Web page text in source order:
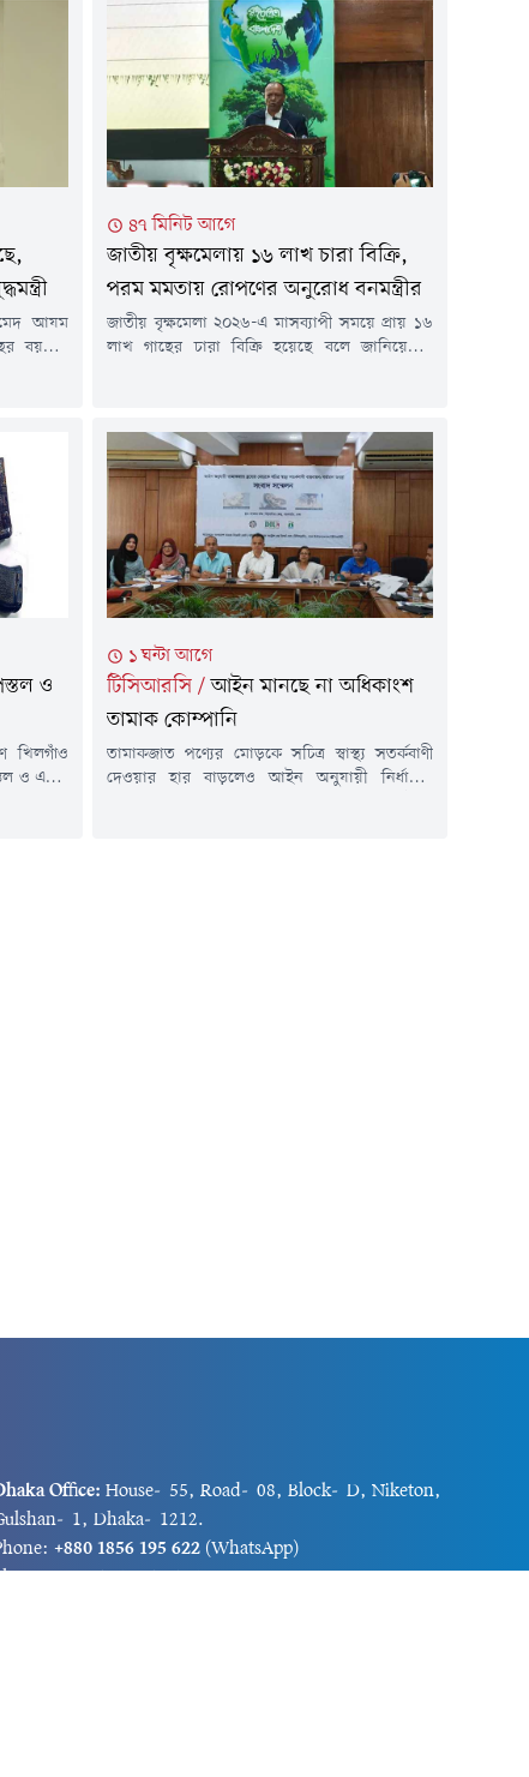
আযম
বয়সেই
বিক্রি
(৯
জুলাইয়ে
৪৭ মিনিট আগে
জাতীয় বৃক্ষমেলায় ১৬ লাখ চারা বিক্রি,
পরম মমতায় রোপণের অনুরোধ বনমন্ত্রীর
জাতীয় বৃক্ষমেলা ২০২৬-এ মাসব্যাপী সময়ে প্রায় ১৬
লাখ গাছের চারা বিক্রি হয়েছে বলে জানিয়েছেন
মমতায় রোপণ করতে হবে। রবিবার (৯ আগস্ট)
আগারগাঁওয়ে বন অধিদপ্তরের সম্মেলনে কক্ষে জাতীয়
বৃক্ষমেলা-২০২৬ এর...
ও
খিলগাঁও
ও একটি
১ ঘন্টা আগে
টিসিআরসি /আইন মানছে না অধিকাংশ
তামাক কোম্পানি
তামাকজাত পণ্যের মোড়কে সচিত্র স্বাস্থ্য সতর্কবাণী
দেওয়ার হার বাড়লেও আইন অনুযায়ী নির্ধারিত
Office: House-55, Road-08, Block-D, Niketon,
1, Dhaka-1212.
+880 1856 195 622 (WhatsApp)
+880 1869 913 486